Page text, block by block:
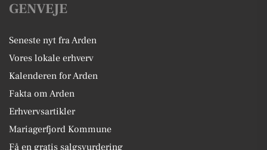
GENVEJE
Seneste nyt fra Arden
Vores lokale erhverv
Kalenderen for Arden
Fakta om Arden
Erhvervsartikler
Mariagerfjord Kommune
Få en gratis salgsvurdering